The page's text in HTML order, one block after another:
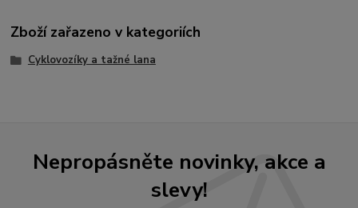
Zboží zařazeno v kategoriích
Cyklovozíky a tažné lana
Nepropásněte novinky, akce a
slevy!